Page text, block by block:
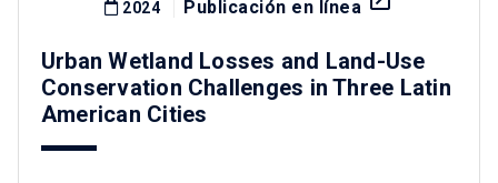
2024 Publicación en línea
Urban Wetland Losses and Land-Use
Conservation Challenges in Three Latin
American Cities